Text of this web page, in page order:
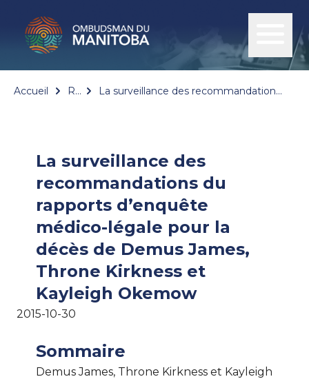
Accueil Rapports La surveillance des recommandations du rapports d’enquête médico-légale pour la décès de Demus James, Throne Kirkness et Kayleigh Okemow
La surveillance des
recommandations du
rapports d’enquête
médico-légale pour la
décès de Demus James,
Throne Kirkness et
Kayleigh Okemow
2015-10-30
Sommaire
Demus James, Throne Kirkness et Kayleigh